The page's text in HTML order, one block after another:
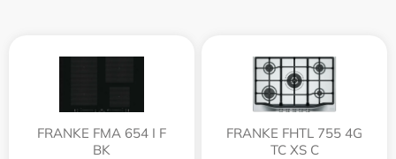
FRANKE FMA 654 I F
BK
FRANKE FHTL 755 4G
TC XS C